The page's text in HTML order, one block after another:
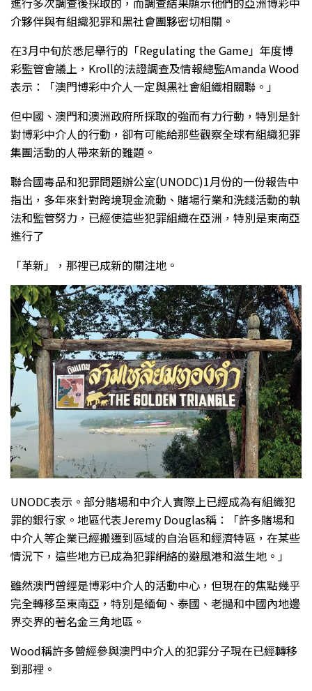
介夥伴與有組織犯罪和黑社會團夥密切相關。
在3月中旬於悉尼舉行的「Regulating the Game」年度博
彩監管會議上，Kroll的法證調查及情報總監Amanda Wood
表示：「澳門博彩中介人一定與黑社會組織相關聯。」
但中國、澳門和澳洲政府所採取的強而有力行動，特別是針
對博彩中介人的行動，卻有可能給那些觀察全球有組織犯罪
集團活動的人帶來新的難題。
聯合國毒品和犯罪問題辦公室(UNODC)1月份的一份報告中
指出，多年來針對跨境現金流動、賭場行業和洗錢活動的執
法和監管努力，已經使這些犯罪組織在亞洲，特別是東南亞
進行了
「革新」，那裡已成新的關注地。
UNODC表示。部分賭場和中介人實際上已經成為有組織犯
罪的銀行家。地區代表Jeremy Douglas稱：「許多賭場和
中介人等企業已經搬遷到區域的自治區和經濟特區，在某些
情況下，這些地方已成為犯罪網絡的避風港和滋生地。」
雖然澳門曾經是博彩中介人的活動中心，但現在的焦點幾乎
完全轉移至東南亞，特別是緬甸、泰國、老撾和中國內地邊
界交界的著名金三角地區。
Wood稱許多曾經參與澳門中介人的犯罪分子現在已經轉移
到那裡。